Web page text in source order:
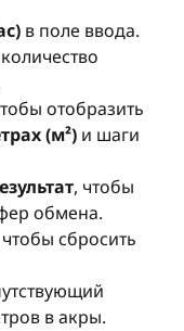
в поле ввода.
отобразить
(м²) и шаги
, чтобы
обмена.
чтобы сбросить
в акры.